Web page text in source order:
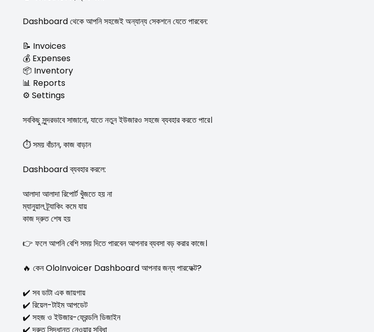
Dashboard থেকে আপনি সহজেই অন্যান্য সেকশনে যেতে পারবেন:
📝 Invoices
💰 Expenses
📦 Inventory
📊 Reports
⚙️ Settings
সবকিছু সুন্দরভাবে সাজানো, যাতে নতুন ইউজারও সহজে ব্যবহার করতে পারে।
⏱️ সময় বাঁচান, কাজ বাড়ান
Dashboard ব্যবহার করলে:
আলাদা আলাদা রিপোর্ট খুঁজতে হয় না
ম্যানুয়াল ট্র্যাকিং কমে যায়
কাজ দ্রুত শেষ হয়
👉 ফলে আপনি বেশি সময় দিতে পারবেন আপনার ব্যবসা বড় করার কাজে।
🔥 কেন OloInvoicer Dashboard আপনার জন্য পারফেক্ট?
✔️ সব ডাটা এক জায়গায়
✔️ রিয়েল-টাইম আপডেট
✔️ সহজ ও ইউজার-ফ্রেন্ডলি ডিজাইন
✔️ দ্রুত সিদ্ধান্ত নেওয়ার সুবিধা